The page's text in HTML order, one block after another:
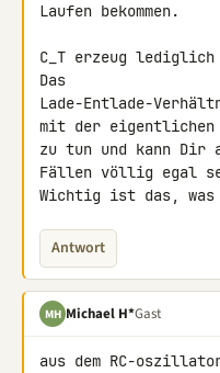
Laufen bekommen.
C_T erzeug
Das
Lade-Entlade-
mit der eigentlichen
zu tun und kann Dir
Fällen völlig egal
Wichtig ist das, was
Antwort
MH Michael H*Gast
aus dem RC-